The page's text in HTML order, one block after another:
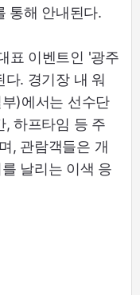
통해 안내된다.
표 이벤트인 '광주
. 경기장 내 워
)에서는 선수단
, 하프타임 등 주
, 관람객들은 개
날리는 이색 응